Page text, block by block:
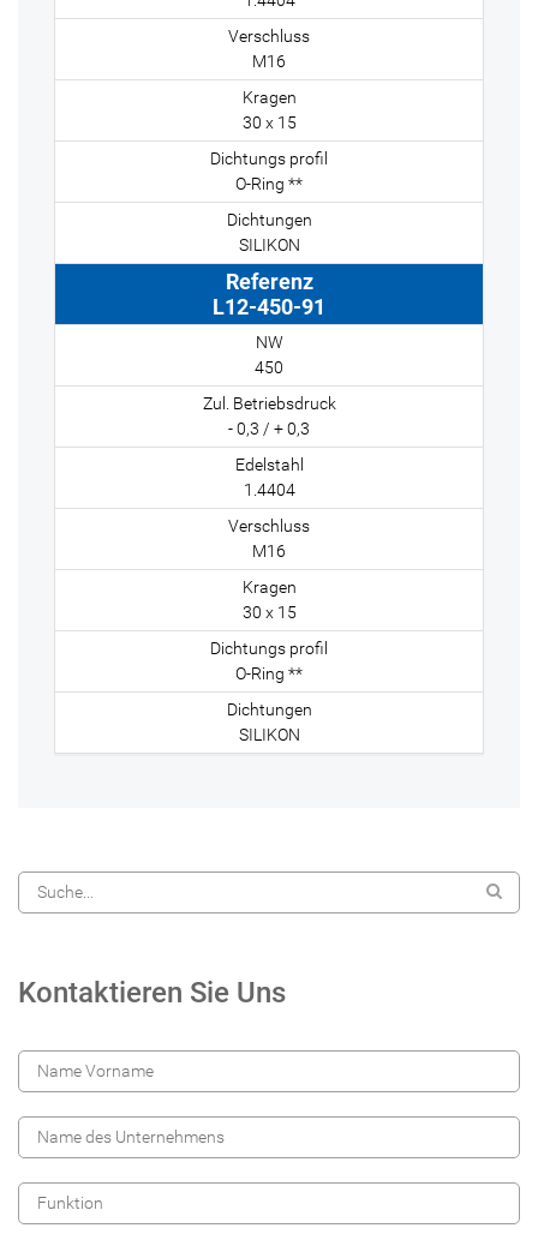
M16
30 x 15
O-Ring **
SILIKON
L12-450-91
450
- 0,3 / + 0,3
1.4404
M16
30 x 15
O-Ring **
SILIKON
Kontaktieren Sie Uns